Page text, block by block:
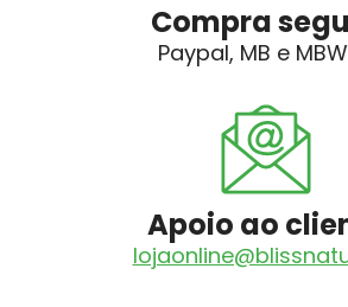
Compra
Paypal, MB e
Apoio ao